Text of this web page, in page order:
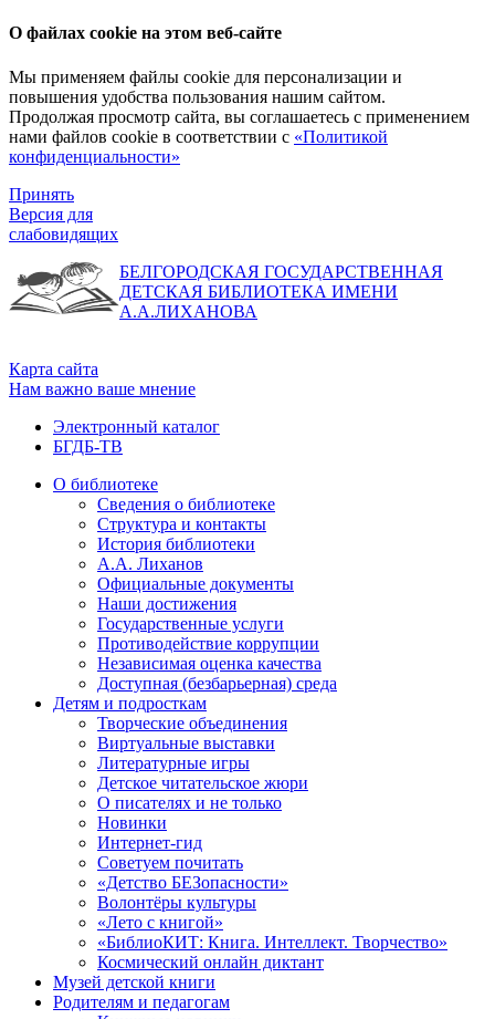
О файлах cookie на этом веб-сайте
Мы применяем файлы cookie для персонализации и
повышения удобства пользования нашим сайтом.
Продолжая просмотр сайта, вы соглашаетесь с применением
нами файлов cookie в соответствии с «Политикой
конфиденциальности»
Принять
Версия для
слабовидящих
БЕЛГОРОДСКАЯ ГОСУДАРСТВЕННАЯ
ДЕТСКАЯ БИБЛИОТЕКА ИМЕНИ
А.А.ЛИХАНОВА
Карта сайта
Нам важно ваше мнение
Электронный каталог
БГДБ-ТВ
О библиотеке
Сведения о библиотеке
Структура и контакты
История библиотеки
А.А. Лиханов
Официальные документы
Наши достижения
Государственные услуги
Противодействие коррупции
Независимая оценка качества
Доступная (безбарьерная) среда
Детям и подросткам
Творческие объединения
Виртуальные выставки
Литературные игры
Детское читательское жюри
О писателях и не только
Новинки
Интернет-гид
Советуем почитать
«Детство БЕЗопасности»
Волонтёры культуры
«Лето с книгой»
«БиблиоКИТ: Книга. Интеллект. Творчество»
Космический онлайн диктант
Музей детской книги
Родителям и педагогам